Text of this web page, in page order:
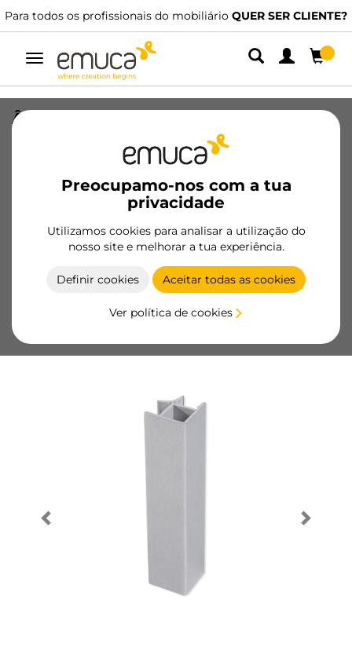
Para todos os profissionais do mobiliário QUER SER CLIENTE?
Alternar
navegação
Preocupamo-nos com a tua
privacidade
Utilizamos cookies para analisar a utilização do
nosso site e melhorar a tua experiência.
Definir cookies Aceitar todas as cookies
Ver política de cookies
Ângulo de 90 graus para rodapé de
cozinha Plasline, altura 120mm,
Plástico e Alumínio, Anodizado
8432393119526
Produtos essenciais
Tornar-se cliente
Ficha de produto